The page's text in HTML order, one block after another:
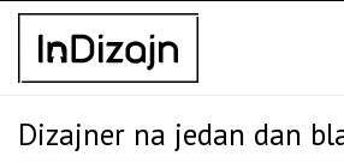
Skip
content
Dizajner na jedan dan